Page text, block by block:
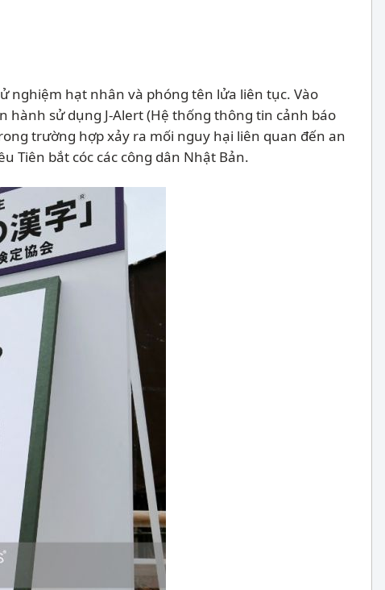
nghiệm hạt nhân và phóng tên lửa liên tục. Vào
hành sử dụng J-Alert (Hệ thống thông tin cảnh báo
trường hợp xảy ra mối nguy hại liên quan đến an
Tiên bắt cóc các công dân Nhật Bản.